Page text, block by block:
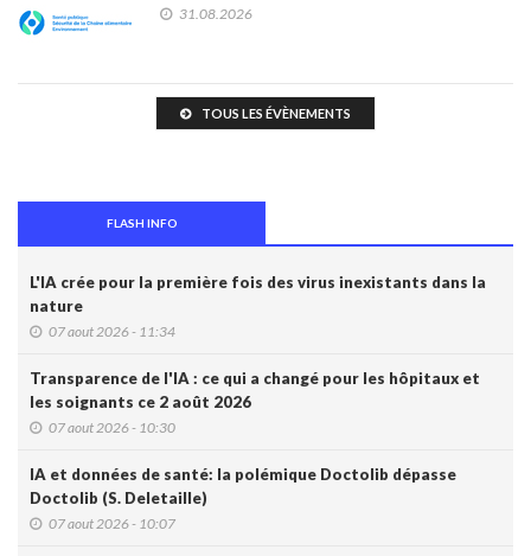
31.08.2026
TOUS LES ÉVÈNEMENTS
FLASH INFO
L'IA crée pour la première fois des virus inexistants dans la
nature
07 aout 2026 - 11:34
Transparence de l'IA : ce qui a changé pour les hôpitaux et
les soignants ce 2 août 2026
07 aout 2026 - 10:30
IA et données de santé: la polémique Doctolib dépasse
Doctolib (S. Deletaille)
07 aout 2026 - 10:07